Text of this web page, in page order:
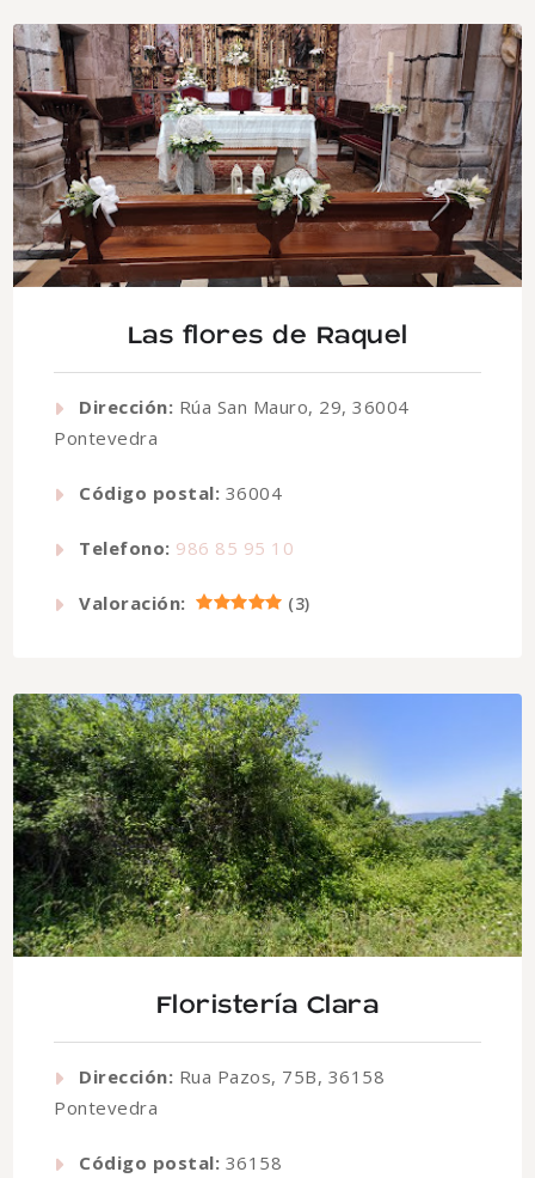
Las flores de Raquel
Dirección: Rúa San Mauro, 29, 36004
Pontevedra
Código postal: 36004
Telefono: 986 85 95 10
Valoración: (3)
Floristería Clara
Dirección: Rua Pazos, 75B, 36158
Pontevedra
Código postal: 36158